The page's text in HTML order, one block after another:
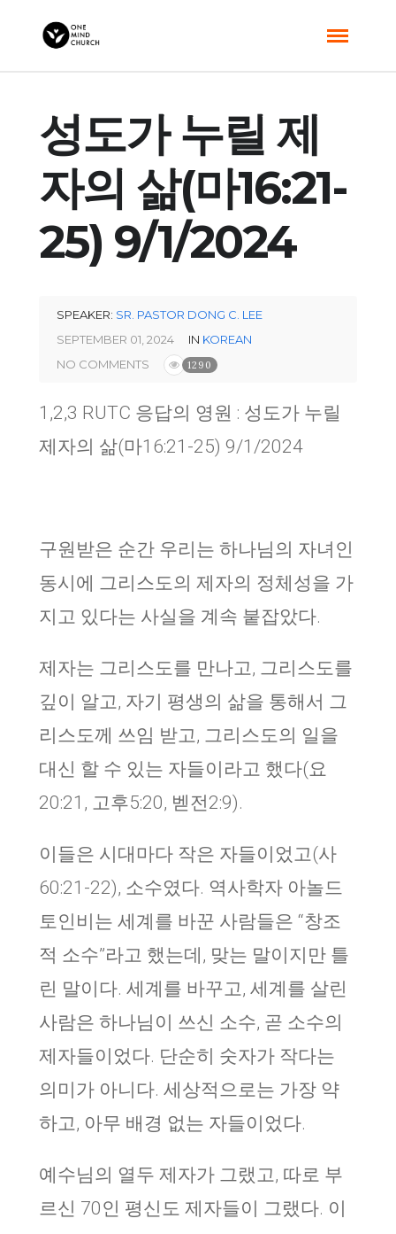
성도가 누릴 제
자의 삶(마16:21-
25) 9/1/2024
SPEAKER: SR. PASTOR DONG C. LEE
SEPTEMBER 01, 2024
IN KOREAN
NO COMMENTS
1290
1,2,3 RUTC 응답의 영원 : 성도가 누릴
제자의 삶(마16:21-25) 9/1/2024
구원받은 순간 우리는 하나님의 자녀인
동시에 그리스도의 제자의 정체성을 가
지고 있다는 사실을 계속 붙잡았다.
제자는 그리스도를 만나고, 그리스도를
깊이 알고, 자기 평생의 삶을 통해서 그
리스도께 쓰임 받고, 그리스도의 일을
대신 할 수 있는 자들이라고 했다(요
20:21, 고후5:20, 벧전2:9).
이들은 시대마다 작은 자들이었고(사
60:21-22), 소수였다. 역사학자 아놀드
토인비는 세계를 바꾼 사람들은 “창조
적 소수”라고 했는데, 맞는 말이지만 틀
린 말이다. 세계를 바꾸고, 세계를 살린
사람은 하나님이 쓰신 소수, 곧 소수의
제자들이었다. 단순히 숫자가 작다는
의미가 아니다. 세상적으로는 가장 약
하고, 아무 배경 없는 자들이었다.
예수님의 열두 제자가 그랬고, 따로 부
르신 70인 평신도 제자들이 그랬다. 이